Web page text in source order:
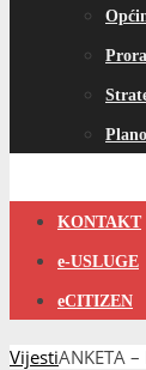
KONTAKT
e-USLUGE
eCITIZEN
VijestiANKETA –